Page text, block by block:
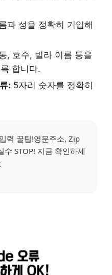
과 성을 정확히 기입해
, 호수, 빌라 이름 등을
합니다.
: 5자리 숫자를 정확히
력 꿀팁!영문주소, Zip
STOP! 지금 확인하세